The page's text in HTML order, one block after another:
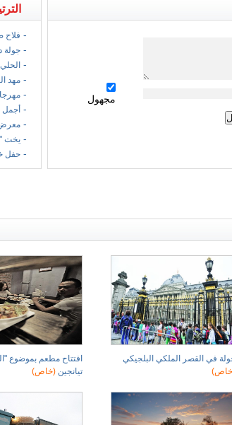
- فلاح
- جولة
-
- مهد
-
-
- معرض
- يخت
- حفل
مجهول
افتتاح مطعم بموضوع
تيانجين(خاص)
في القصر الملكي البلجيكي